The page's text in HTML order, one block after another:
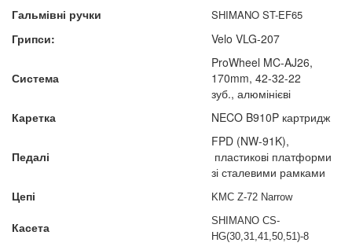
Гальмівні ручки
SHIMANO ST-EF65
Грипси: Velo VLG-207
Система
ProWheel MC-AJ26,
170mm, 42-32-22
зуб., алюмінієві
Каретка
NECO B910P картридж
Педалі
FPD (NW-91K),
пластикові платформи
зі сталевими рамками
Цепі
KMC Z-72 Narrow
Касета
SHIMANO CS-
HG(30,31,41,50,51)-8